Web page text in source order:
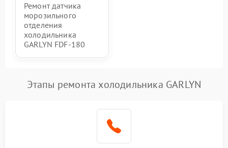
Ремонт датчика
морозильного
отделения
холодильника
GARLYN FDF-180
Этапы ремонта холодильника GARLYN